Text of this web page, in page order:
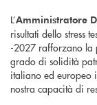
L’Amministratore
risultati dello stress
-2027 rafforzano la
grado di solidità
italiano ed europeo
nostra capacità di